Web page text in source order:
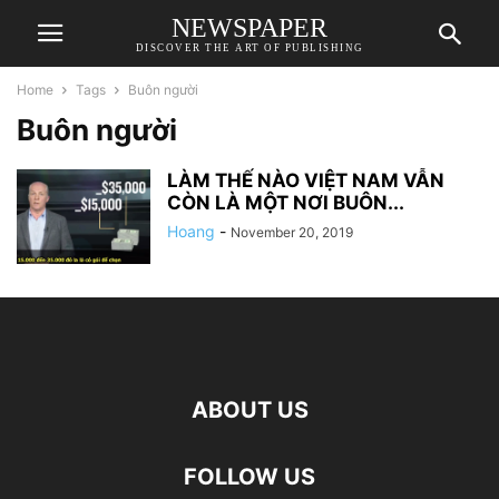
NEWSPAPER
DISCOVER THE ART OF PUBLISHING
Home Tags Buôn người
Buôn người
LÀM THẾ NÀO VIỆT NAM VẪN
CÒN LÀ MỘT NƠI BUÔN...
Hoang - November 20, 2019
ABOUT US
FOLLOW US